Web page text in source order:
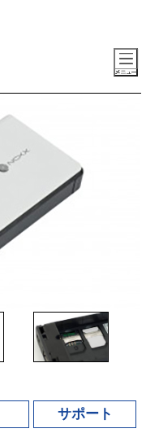
サポート